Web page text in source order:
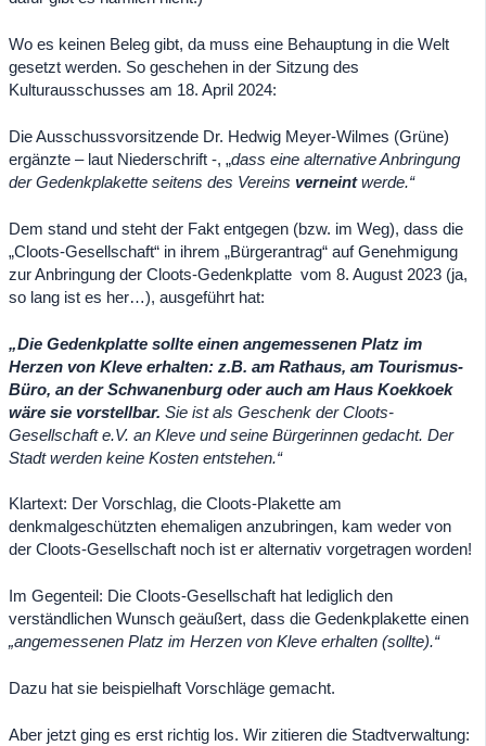
Wo es keinen Beleg gibt, da muss eine Behauptung in die Welt
gesetzt werden. So geschehen in der Sitzung des
Kulturausschusses am 18. April 2024:
Die Ausschussvorsitzende Dr. Hedwig Meyer-Wilmes (Grüne)
ergänzte – laut Niederschrift -, „dass eine alternative Anbringung
der Gedenkplakette seitens des Vereins verneintwerde.“
Dem stand und steht der Fakt entgegen (bzw. im Weg), dass die
„Cloots-Gesellschaft“ in ihrem „Bürgerantrag“ auf Genehmigung
zur Anbringung der Cloots-Gedenkplatte vom 8. August 2023 (ja,
so lang ist es her…), ausgeführt hat:
„Die Gedenkplatte sollte einen angemessenen Platz im
Herzen von Kleve erhalten: z.B. am Rathaus, am Tourismus-
Büro, an der Schwanenburg oder auch am Haus Koekkoek
wäre sie vorstellbar. Sie ist als Geschenk der Cloots-
Gesellschaft e.V. an Kleve und seine Bürgerinnen gedacht. Der
Stadt werden keine Kosten entstehen.“
Klartext: Der Vorschlag, die Cloots-Plakette am
denkmalgeschützten ehemaligen anzubringen, kam weder von
der Cloots-Gesellschaft noch ist er alternativ vorgetragen worden!
Im Gegenteil: Die Cloots-Gesellschaft hat lediglich den
verständlichen Wunsch geäußert, dass die Gedenkplakette einen
„angemessenen Platz im Herzen von Kleve erhalten (sollte).“
Dazu hat sie beispielhaft Vorschläge gemacht.
Aber jetzt ging es erst richtig los. Wir zitieren die Stadtverwaltung: